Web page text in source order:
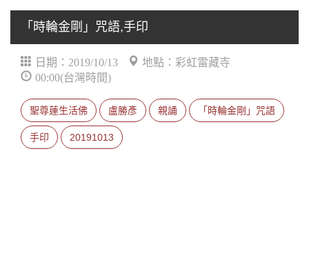
「時輪金剛」咒語,手印
日期：2019/10/13
地點：彩虹雷藏寺
00:00(台灣時間)
聖尊蓮生活佛 盧勝彥 親誦 「時輪金剛」咒語
手印 20191013